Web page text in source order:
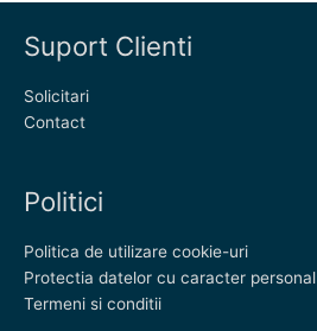
Suport Clienti
Solicitari
Contact
Politici
Politica de utilizare cookie-uri
Protectia datelor cu caracter personal
Termeni si conditii